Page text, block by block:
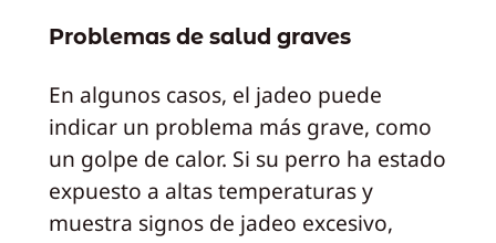
Problemas de salud graves
En algunos casos, el jadeo puede
indicar un problema más grave, como
un golpe de calor. Si su perro ha estado
expuesto a altas temperaturas y
muestra signos de jadeo excesivo,